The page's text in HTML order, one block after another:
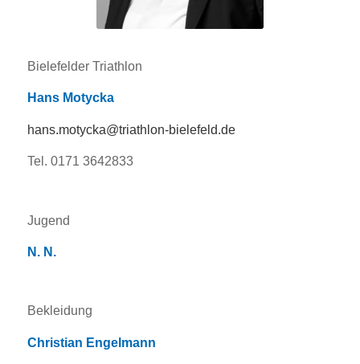
Bielefelder Triathlon
Hans Motycka
hans.motycka@triathlon-bielefeld.de
Tel. 0171 3642833
Jugend
N. N.
Bekleidung
Christian Engelmann